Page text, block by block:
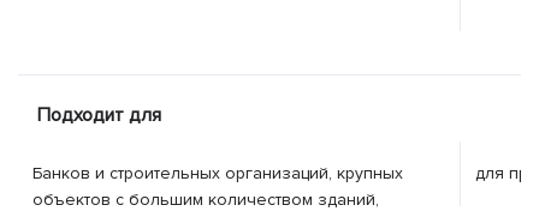
Подходит для
Банков и строительных организаций, крупных
объектов с большим количеством зданий,
для